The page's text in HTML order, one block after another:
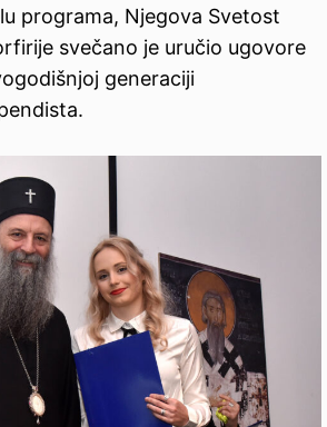
programa, Njegova Svetost
svečano je uručio ugovore
generaciji